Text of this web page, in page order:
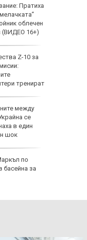
Пратиха
облечен
(ВИДЕО 16+)
Z-10 за
тренират
между
се
в един
шок
по
басейна за